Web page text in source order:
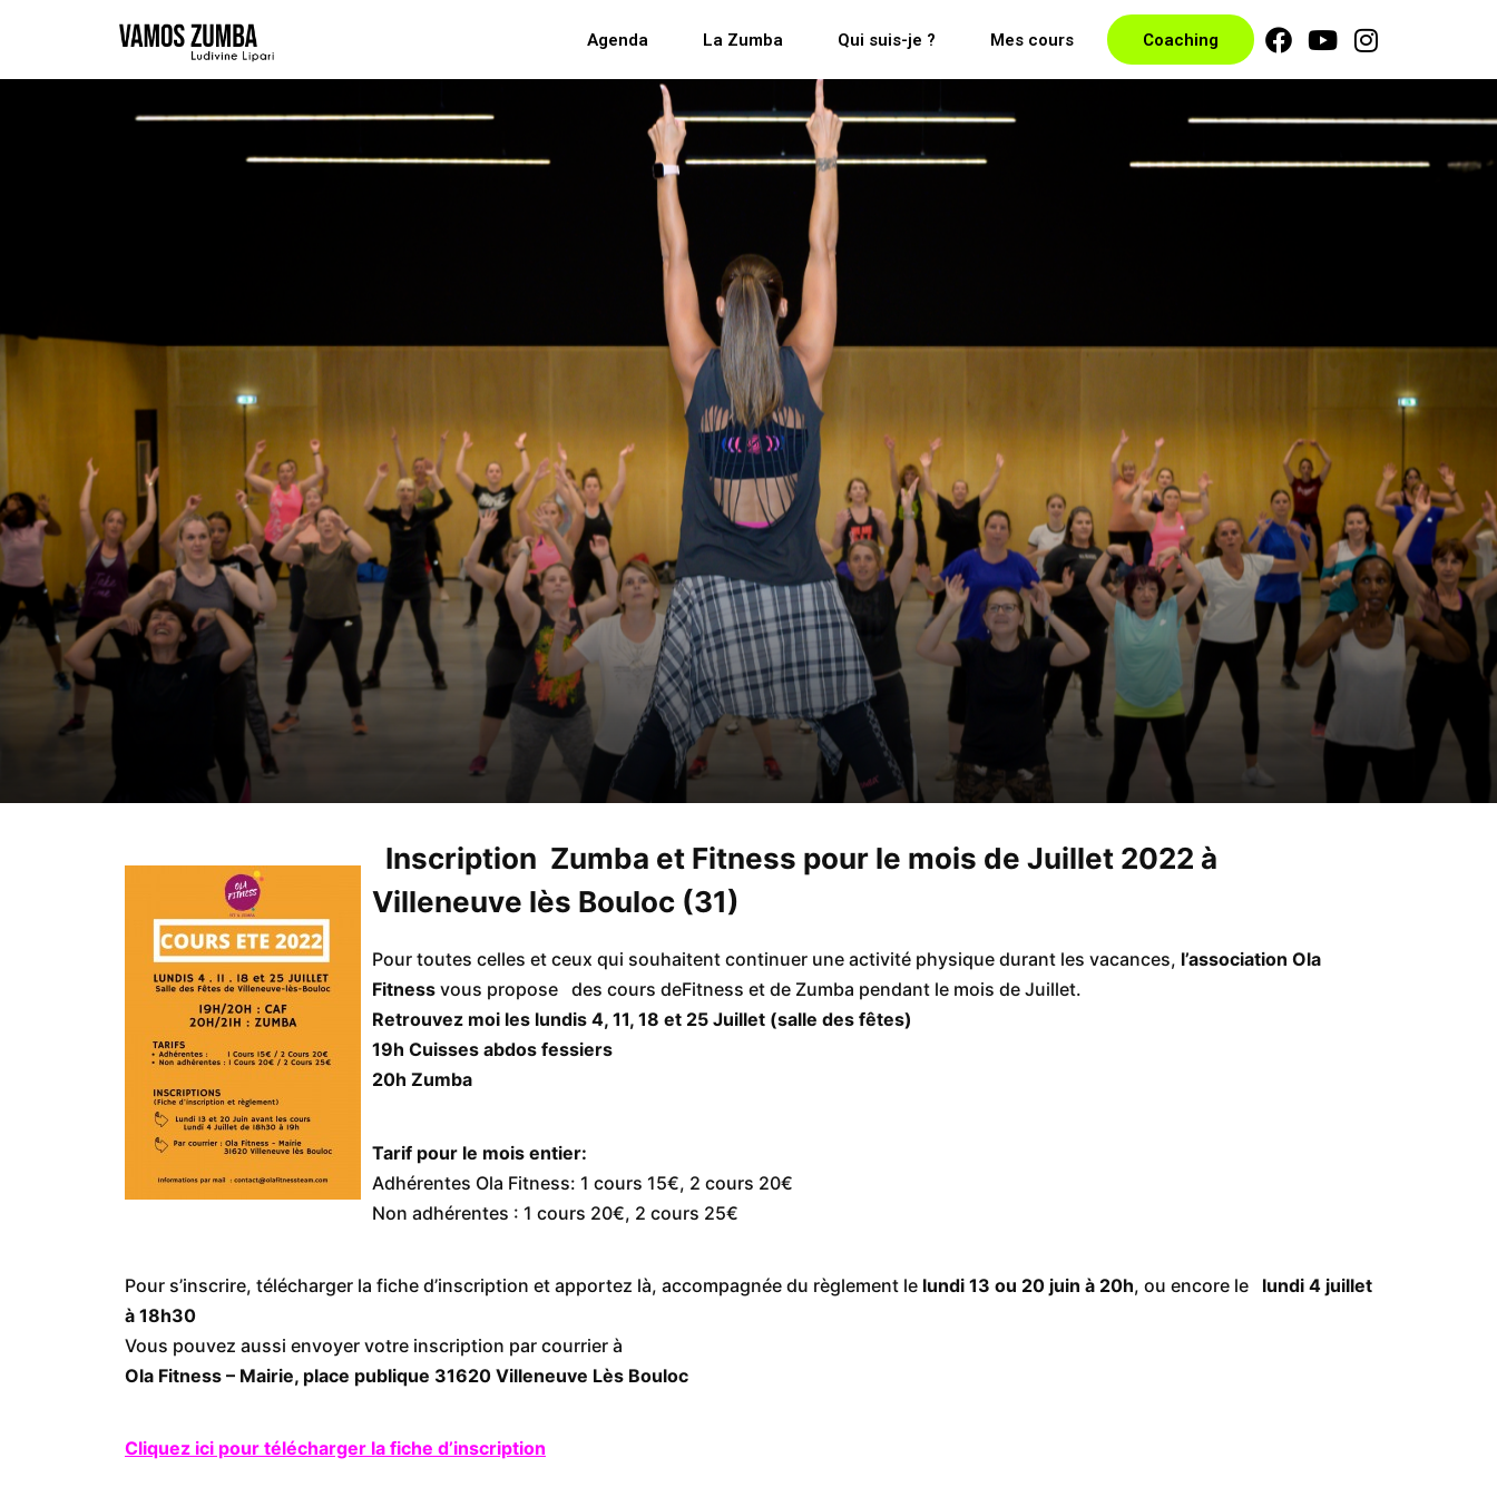
Agenda La Zumba Qui suis-je ? Mes cours Coaching
Inscription Zumba et Fitness pour le mois de Juillet 2022 à
Villeneuve lès Bouloc (31)
Pour toutes celles et ceux qui souhaitent continuer une activité physique durant les vacances, l’association Ola
Fitness vous propose des cours deFitness et de Zumba pendant le mois de Juillet.
Retrouvez moi les lundis 4, 11, 18 et 25 Juillet (salle des fêtes)
19h Cuisses abdos fessiers
20h Zumba
Tarif pour le mois entier:
Adhérentes Ola Fitness: 1 cours 15€, 2 cours 20€
Non adhérentes : 1 cours 20€, 2 cours 25€
Pour s’inscrire, télécharger la fiche d’inscription et apportez là, accompagnée du règlement le lundi 13 ou 20 juin à 20h, ou encore le lundi 4 juillet
à 18h30
Vous pouvez aussi envoyer votre inscription par courrier à
Ola Fitness – Mairie, place publique 31620 Villeneuve Lès Bouloc
Cliquez ici pour télécharger la fiche d’inscription